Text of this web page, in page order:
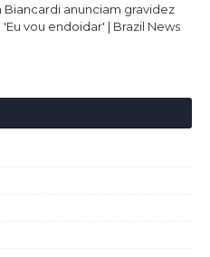
Biancardi anunciam gravidez
vou endoidar' | Brazil News